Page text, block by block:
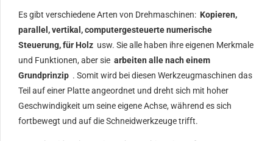
Es gibt verschiedene Arten von Drehmaschinen: Kopieren,
parallel, vertikal, computergesteuerte numerische
Steuerung, für Holz usw. Sie alle haben ihre eigenen Merkmale
und Funktionen, aber sie arbeiten alle nach einem
Grundprinzip . Somit wird bei diesen Werkzeugmaschinen das
Teil auf einer Platte angeordnet und dreht sich mit hoher
Geschwindigkeit um seine eigene Achse, während es sich
fortbewegt und auf die Schneidwerkzeuge trifft.